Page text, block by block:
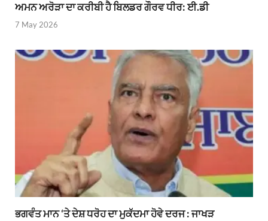
ਅਮਨ ਅਰੋੜਾ ਦਾ ਕਰੀਬੀ ਹੈ ਬਿਲਡਰ ਗੌਰਵ ਧੀਰ: ਈ.ਡੀ
7 May 2026
ਭਗਵੰਤ ਮਾਨ ‘ਤੇ ਦੇਸ਼ ਧਰੋਹ ਦਾ ਮੁਕੱਦਮਾ ਹੋਵੇ ਦਰਜ : ਜਾਖੜ